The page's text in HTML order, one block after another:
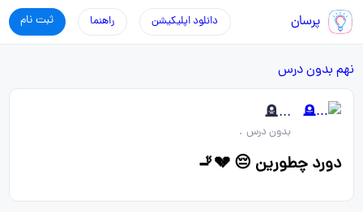
پرسان ثبت نام راهنما دانلود اپلیکیشن
نهم بدون درس
...🪦
بدون درس .
دورد چطورین 😔 💔🚬